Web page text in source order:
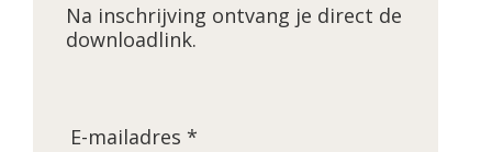
Na inschrijving ontvang je direct de
downloadlink.
E-mailadres *